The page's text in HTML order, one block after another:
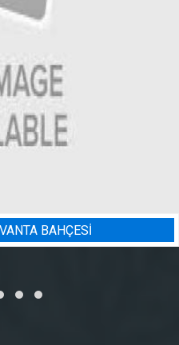
BADEM BAHÇESI SULAMA